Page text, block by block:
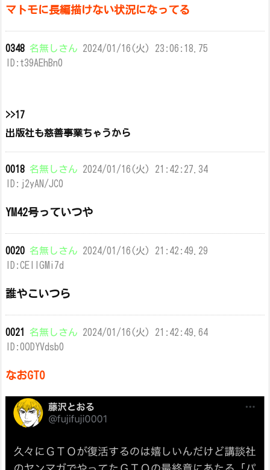
マトモに長編描けない状況になってる
0348 名無しさん 2024/01/16(火) 23:06:18.75
ID:t39AEhBn0
>>17
出版社も慈善事業ちゃうから
0018 名無しさん 2024/01/16(火) 21:42:27.34
ID:j2yAN/JC0
YM42号っていつや
0020 名無しさん 2024/01/16(火) 21:42:49.29
ID:CEIlGMi7d
誰やこいつら
0021 名無しさん 2024/01/16(火) 21:42:49.64
ID:0ODYVdsb0
なおGTO